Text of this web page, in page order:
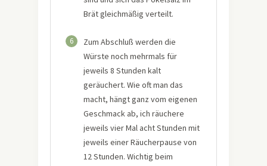
Brät gleichmäßig verteilt.
6
Zum Abschluß werden die
Würste noch mehrmals für
jeweils 8 Stunden kalt
geräuchert. Wie oft man das
macht, hängt ganz vom eigenen
Geschmack ab, ich räuchere
jeweils vier Mal acht Stunden mit
jeweils einer Räucherpause von
12 Stunden. Wichtig beim